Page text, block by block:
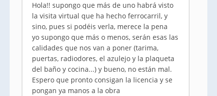
Hola!! supongo que más de uno habrá visto
la visita virtual que ha hecho ferrocarril, y
sino, pues si podéis verla, merece la pena
yo supongo que más o menos, serán esas las
calidades que nos van a poner (tarima,
puertas, radiodores, el azulejo y la plaqueta
del baño y cocina...) y bueno, no están mal.
Espero que pronto consigan la licencia y se
pongan ya manos a la obra